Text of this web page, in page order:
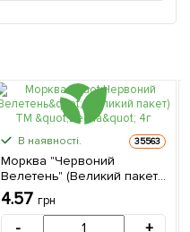
В наявності. 35563
Морква "Червоний
Велетень" (Великий пакет)
ТМ "Весна" 4г
4.57 грн
- +